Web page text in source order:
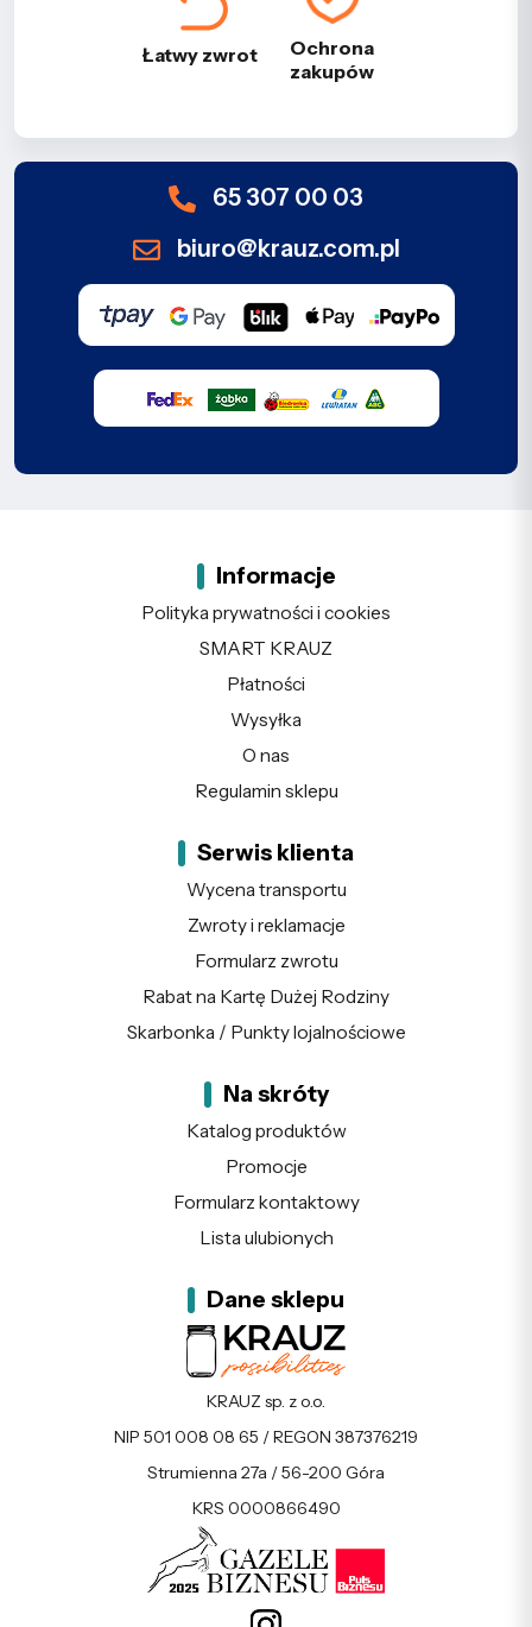
Łatwy zwrot
Ochrona
zakupów
65 307 00 03
biuro@krauz.com.pl
Informacje
Polityka prywatności i cookies
SMART KRAUZ
Płatności
Wysyłka
O nas
Regulamin sklepu
Serwis klienta
Wycena transportu
Zwroty i reklamacje
Formularz zwrotu
Rabat na Kartę Dużej Rodziny
Skarbonka / Punkty lojalnościowe
Na skróty
Katalog produktów
Promocje
Formularz kontaktowy
Lista ulubionych
Dane sklepu
KRAUZ sp. z o.o.
NIP 501 008 08 65 / REGON 387376219
Strumienna 27a / 56-200 Góra
KRS 0000866490